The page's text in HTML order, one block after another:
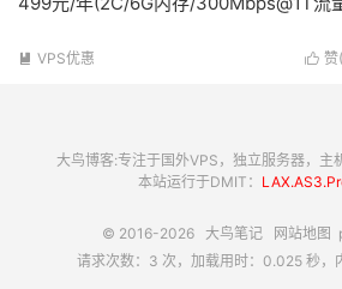
 赞(
 VPS优惠
大鸟博客:专注于国外VPS，独立服务器，主
本站运行于DMIT：
© 2016-2026 大鸟笔记 网站地图
请求次数：3 次，加载用时：0.025 秒，